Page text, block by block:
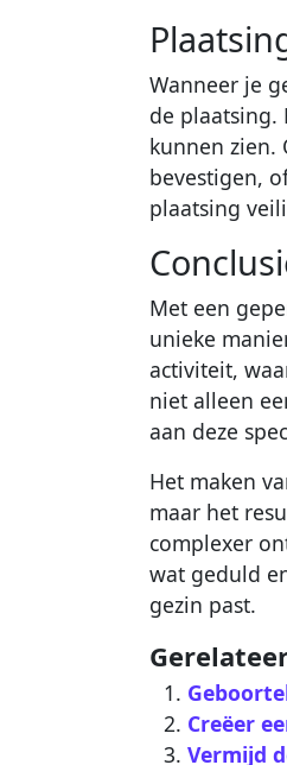
Wanneer je
de plaatsing.
kunnen zien.
bevestigen,
plaatsing
Met een
unieke
activiteit,
niet alleen
aan deze
Het maken
maar het
complexer
wat geduld
gezin past.
Creëer
Vermijd